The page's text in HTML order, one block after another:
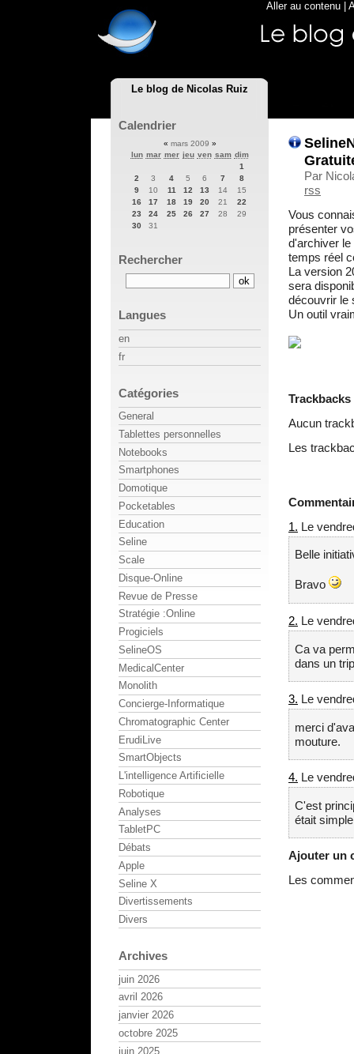
Le blog de Nicolas Ruiz
Aller au contenu
Par
rss
Vous
présenter
d'archiver le
temps réel
La version
sera
découvrir le
Un outil
Trackbacks
Aucun
Les
1. Le
Belle
Bravo
2. Le
Ca va
dans un
3. Le
merci
mouture.
4. Le
C'est
était
Ajouter un
Les
Calendrier
« mars 2009 »
lun mar mer jeu ven sam dim
1
2
3 4 5 6 7
8
9
10 11 12 13 14
15
16
17 18 19 20 21
22
23
24 25 26 27 28
29
30
31
Rechercher
Langues
en
fr
Catégories
General
Tablettes personnelles
Notebooks
Smartphones
Domotique
Pocketables
Education
Seline
Scale
Disque-Online
Revue de Presse
Stratégie :Online
Progiciels
SelineOS
MedicalCenter
Monolith
Concierge-Informatique
Chromatographic Center
ErudiLive
SmartObjects
L'intelligence Artificielle
Robotique
Analyses
TabletPC
Débats
Apple
Seline X
Divertissements
Divers
Archives
juin 2026
avril 2026
janvier 2026
octobre 2025
juin 2025